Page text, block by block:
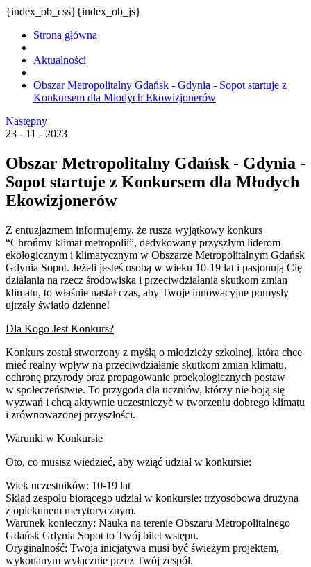
{index_ob_css}{index_ob_js}
Strona główna
Aktualności
Obszar Metropolitalny Gdańsk - Gdynia - Sopot startuje z
Konkursem dla Młodych Ekowizjonerów
Następny
23 - 11 - 2023
Obszar Metropolitalny Gdańsk - Gdynia -
Sopot startuje z Konkursem dla Młodych
Ekowizjonerów
Z entuzjazmem informujemy, że rusza wyjątkowy konkurs
“Chrońmy klimat metropolii”, dedykowany przyszłym liderom
ekologicznym i klimatycznym w Obszarze Metropolitalnym Gdańsk
Gdynia Sopot. Jeżeli jesteś osobą w wieku 10-19 lat i pasjonują Cię
działania na rzecz środowiska i przeciwdziałania skutkom zmian
klimatu, to właśnie nastał czas, aby Twoje innowacyjne pomysły
ujrzały światło dzienne!
Dla Kogo Jest Konkurs?
Konkurs został stworzony z myślą o młodzieży szkolnej, która chce
mieć realny wpływ na przeciwdziałanie skutkom zmian klimatu,
ochronę przyrody oraz propagowanie proekologicznych postaw
w społeczeństwie. To przygoda dla uczniów, którzy nie boją się
wyzwań i chcą aktywnie uczestniczyć w tworzeniu dobrego klimatu
i zrównoważonej przyszłości.
Warunki w Konkursie
Oto, co musisz wiedzieć, aby wziąć udział w konkursie:
Wiek uczestników: 10-19 lat
Skład zespołu biorącego udział w konkursie: trzyosobowa drużyna
z opiekunem merytorycznym.
Warunek konieczny: Nauka na terenie Obszaru Metropolitalnego
Gdańsk Gdynia Sopot to Twój bilet wstępu.
Oryginalność: Twoja inicjatywa musi być świeżym projektem,
wykonanym wyłącznie przez Twój zespół.